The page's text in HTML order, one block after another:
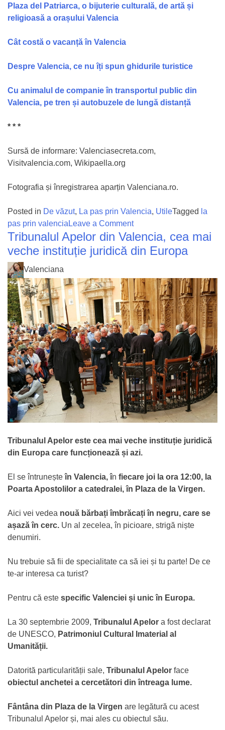
Plaza del Patriarca, o bijuterie culturală, de artă și
religioasă a orașului Valencia
Cât costă o vacanță în Valencia
Despre Valencia, ce nu îți spun ghidurile turistice
Cu animalul de companie în transportul public din
Valencia, pe tren și autobuzele de lungă distanță
* * *
Sursă de informare: Valenciasecreta.com,
Visitvalencia.com, Wikipaella.org
Fotografia și înregistrarea aparțin Valenciana.ro.
Posted in De văzut, La pas prin Valencia, UtileTagged la
pas prin valenciaLeave a Commenton
San
Juan
–
cea
mai
veche
biserică
din
Valencia
Tribunalul Apelor din Valencia, cea mai
veche instituție juridică din Europa
Valenciana
Tribunalul Apelor este cea mai veche instituție juridică
din Europa care funcționează și azi.
El se întruneșteîn Valencia, în fiecare joi la ora 12:00, la
Poarta Apostolilor a catedralei, în Plaza de la Virgen.
Aici vei vedea nouă bărbați îmbrăcați în negru, care se
așază în cerc. Un al zecelea, în picioare, strigă niște
denumiri.
Nu trebuie să fii de specialitate ca să iei și tu parte! De ce
te-ar interesa ca turist?
Pentru că este specific Valenciei și unic în Europa.
La 30 septembrie 2009, Tribunalul Apelor a fost declarat
de UNESCO, Patrimoniul Cultural Imaterial al
Umanității.
Datorită particularității sale, Tribunalul Apelor face
obiectul anchetei a cercetători din întreaga lume.
Fântâna din Plaza de la Virgen are legătură cu acest
Tribunalul Apelor și, mai ales cu obiectul său.